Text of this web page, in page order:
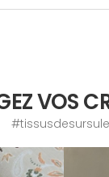
VOS